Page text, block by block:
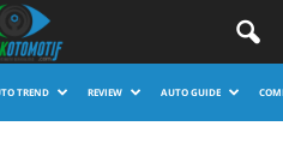
TREND REVIEW AUTO GUIDE